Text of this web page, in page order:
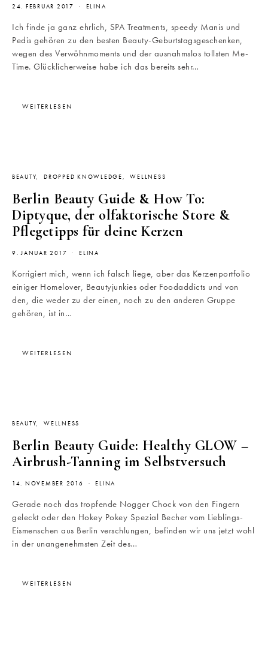
24. FEBRUAR 2017 ELINA
Ich finde ja ganz ehrlich, SPA Treatments, speedy Manis und
Pedis gehören zu den besten Beauty-Geburtstagsgeschenken,
wegen des Verwöhnmoments und der ausnahmslos tollsten Me-
Time. Glücklicherweise habe ich das bereits sehr…
WEITERLESEN
BEAUTY DROPPED KNOWLEDGE WELLNESS
Berlin Beauty Guide & How To:
Diptyque, der olfaktorische Store &
Pflegetipps für deine Kerzen
9. JANUAR 2017 ELINA
Korrigiert mich, wenn ich falsch liege, aber das Kerzenportfolio
einiger Homelover, Beautyjunkies oder Foodaddicts und von
den, die weder zu der einen, noch zu den anderen Gruppe
gehören, ist in…
WEITERLESEN
BEAUTY WELLNESS
Berlin Beauty Guide: Healthy GLOW –
Airbrush-Tanning im Selbstversuch
14. NOVEMBER 2016 ELINA
Gerade noch das tropfende Nogger Chock von den Fingern
geleckt oder den Hokey Pokey Spezial Becher vom Lieblings-
Eismenschen aus Berlin verschlungen, befinden wir uns jetzt wohl
in der unangenehmsten Zeit des…
WEITERLESEN